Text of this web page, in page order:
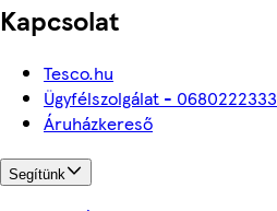
Kapcsolat
Tesco.hu
Ügyfélszolgálat - 0680222333
Áruházkereső
Segítünk